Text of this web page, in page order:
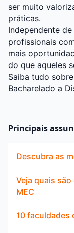
ser muito
práticas.
Independente
profissionais
mais
do que aqueles
Saiba tudo
Bacharelado a
Principais
Descubra as
Veja quais
MEC
10 faculdades